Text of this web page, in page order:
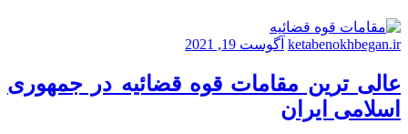
ketabenokhbegan.ir آگوست 19, 2021
عالی ترین مقامات قوه قضائیه در جمهوری
اسلامی ایران